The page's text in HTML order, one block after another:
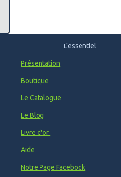
L'essentiel
Présentation
Boutique
Le Catalogue
Le Blog
Livre d'or
Aide
Notre Page Facebook